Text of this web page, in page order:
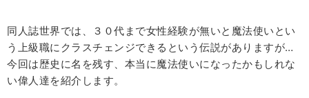
同人誌世界では、３０代まで女性経験が無いと魔法使いとい
う上級職にクラスチェンジできるという伝説がありますが…
今回は歴史に名を残す、本当に魔法使いになったかもしれな
い偉人達を紹介します。